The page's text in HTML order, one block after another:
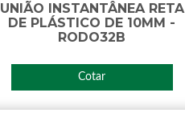
UNIÃO INSTANTÂNEA RETA
DE PLÁSTICO DE 10MM -
RODO32B
Cotar